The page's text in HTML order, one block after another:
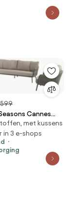
Cannes
SALEmet kussens
in 3 e-shops